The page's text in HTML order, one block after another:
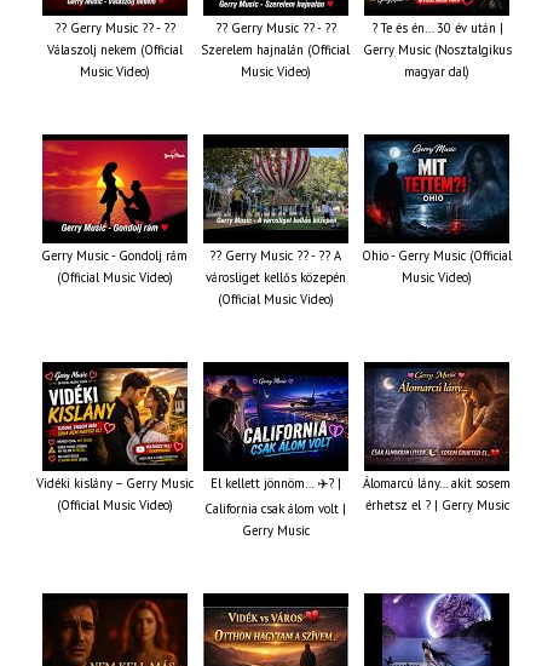
?? Gerry Music ?? - ??
Válaszolj nekem (Official
Music Video)
?? Gerry Music ?? - ??
Szerelem hajnalán (Official
Music Video)
? Te és én… 30 év után |
Gerry Music (Nosztalgikus
magyar dal)
Gerry Music - Gondolj rám
(Official Music Video)
?? Gerry Music ?? - ?? A
városliget kellős közepén
(Official Music Video)
Ohio - Gerry Music (Official
Music Video)
Vidéki kislány – Gerry Music
(Official Music Video)
El kellett jönnöm… ✈️? |
California csak álom volt |
Gerry Music
Álomarcú lány… akit sosem
érhetsz el ? | Gerry Music